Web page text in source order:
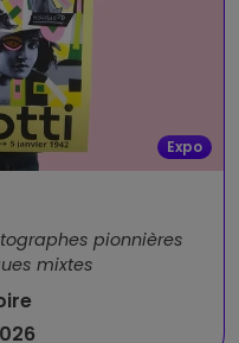
Expo
pionnières
mixtes